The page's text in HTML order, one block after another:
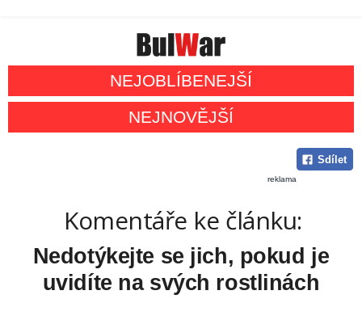
NEJOBLÍBENEJŠÍ
NEJNOVĚJŠÍ
Sdílet
reklama
Komentáře ke článku:
Nedotýkejte se jich, pokud je
uvidíte na svých rostlinách